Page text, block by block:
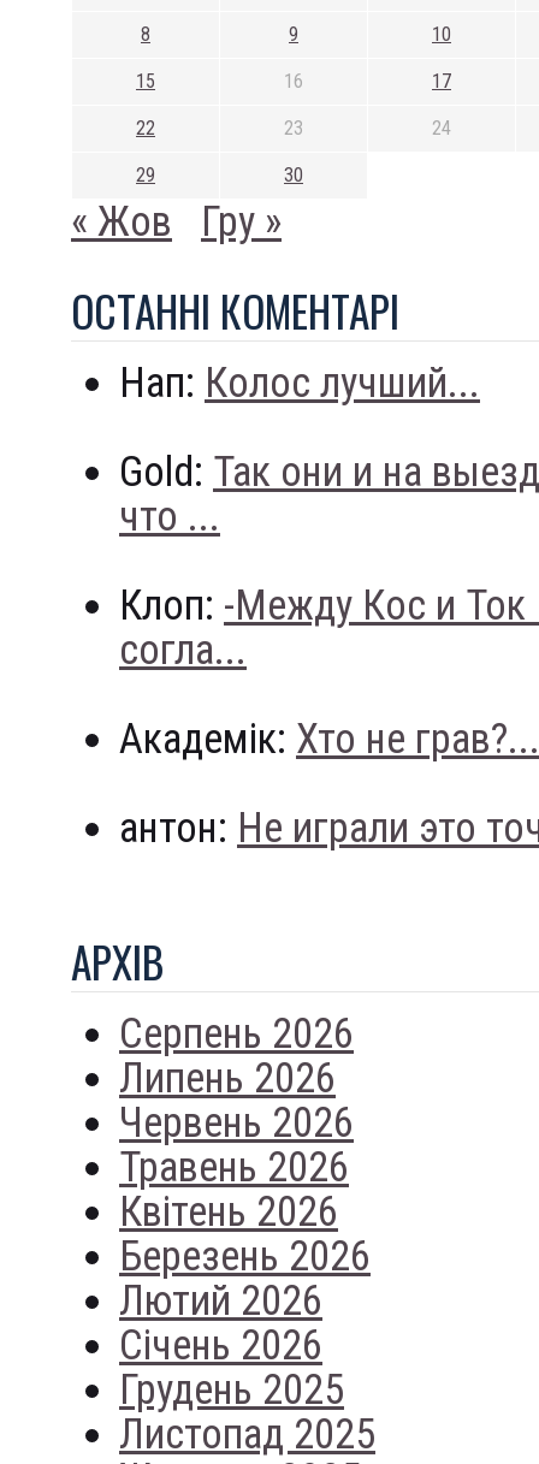
8 9 10
15 16 17
22 23 24
29 30
« Жов Гру »
ОСТАННI КОМЕНТАРI
Нап: Колос лучший...
Gold: Так они и на
что ...
Клоп: -Между Кос и
согла...
Академік: Хто не грав?...
антон: Не играли это
АРХIВ
Серпень 2026
Липень 2026
Червень 2026
Травень 2026
Квітень 2026
Березень 2026
Лютий 2026
Січень 2026
Грудень 2025
Листопад 2025